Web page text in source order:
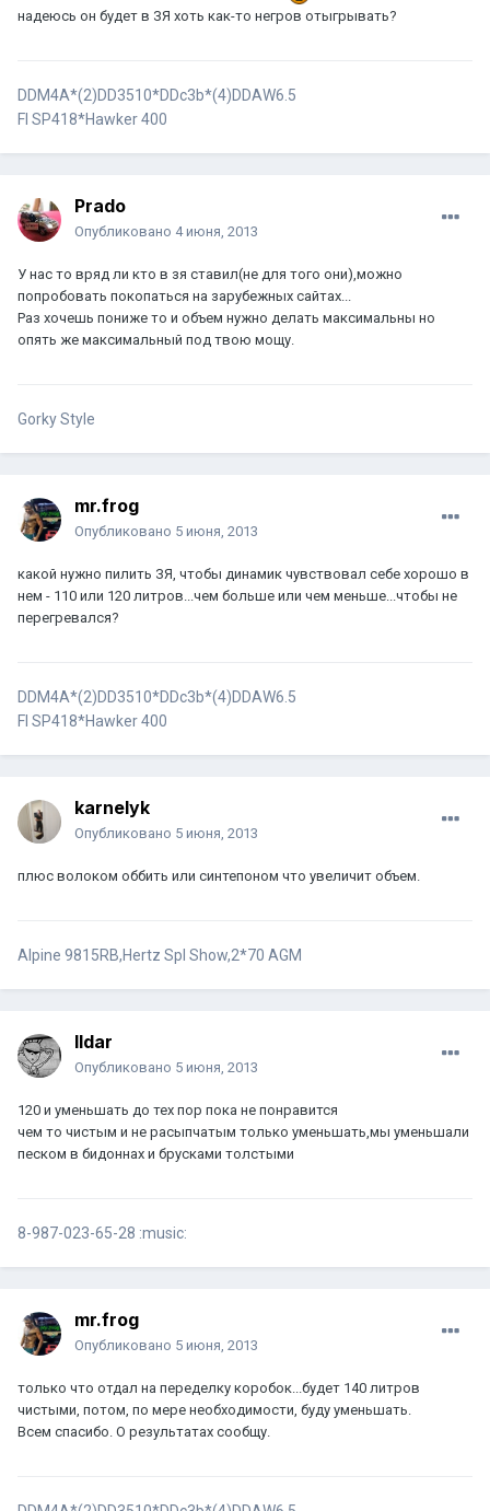
надеюсь он будет в ЗЯ хоть как-то негров отыгрывать?
DDM4A*(2)DD3510*DDc3b*(4)DDАW6.5
FI SP418*Hawker 400
Prado
Опубликовано 4 июня, 2013
У нас то вряд ли кто в зя ставил(не для того они),можно
попробовать покопаться на зарубежных сайтах...
Раз хочешь пониже то и объем нужно делать максимальны но
опять же максимальный под твою мощу.
Gorky Style
mr.frog
Опубликовано 5 июня, 2013
какой нужно пилить ЗЯ, чтобы динамик чувствовал себе хорошо в
нем - 110 или 120 литров...чем больше или чем меньше...чтобы не
перегревался?
DDM4A*(2)DD3510*DDc3b*(4)DDАW6.5
FI SP418*Hawker 400
karnelyk
Опубликовано 5 июня, 2013
плюс волоком оббить или синтепоном что увеличит объем.
Alpine 9815RB,Hertz Spl Show,2*70 AGM
Ildar
Опубликовано 5 июня, 2013
120 и уменьшать до тех пор пока не понравится
чем то чистым и не расыпчатым только уменьшать,мы уменьшали
песком в бидоннах и брусками толстыми
8-987-023-65-28 :music:
mr.frog
Опубликовано 5 июня, 2013
только что отдал на переделку коробок...будет 140 литров
чистыми, потом, по мере необходимости, буду уменьшать.
Всем спасибо. О результатах сообщу.